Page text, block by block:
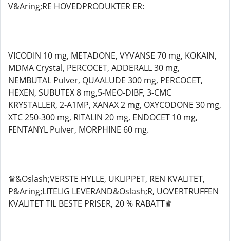
V&Aring;RE HOVEDPRODUKTER ER:
VICODIN 10 mg, METADONE, VYVANSE 70 mg, KOKAIN,
MDMA Crystal, PERCOCET, ADDERALL 30 mg,
NEMBUTAL Pulver, QUAALUDE 300 mg, PERCOCET,
HEXEN, SUBUTEX 8 mg,5-MEO-DIBF, 3-CMC
KRYSTALLER, 2-A1MP, XANAX 2 mg, OXYCODONE 30 mg,
XTC 250-300 mg, RITALIN 20 mg, ENDOCET 10 mg,
FENTANYL Pulver, MORPHINE 60 mg.
♛&Oslash;VERSTE HYLLE, UKLIPPET, REN KVALITET,
P&Aring;LITELIG LEVERAND&Oslash;R, UOVERTRUFFEN
KVALITET TIL BESTE PRISER, 20 % RABATT♛